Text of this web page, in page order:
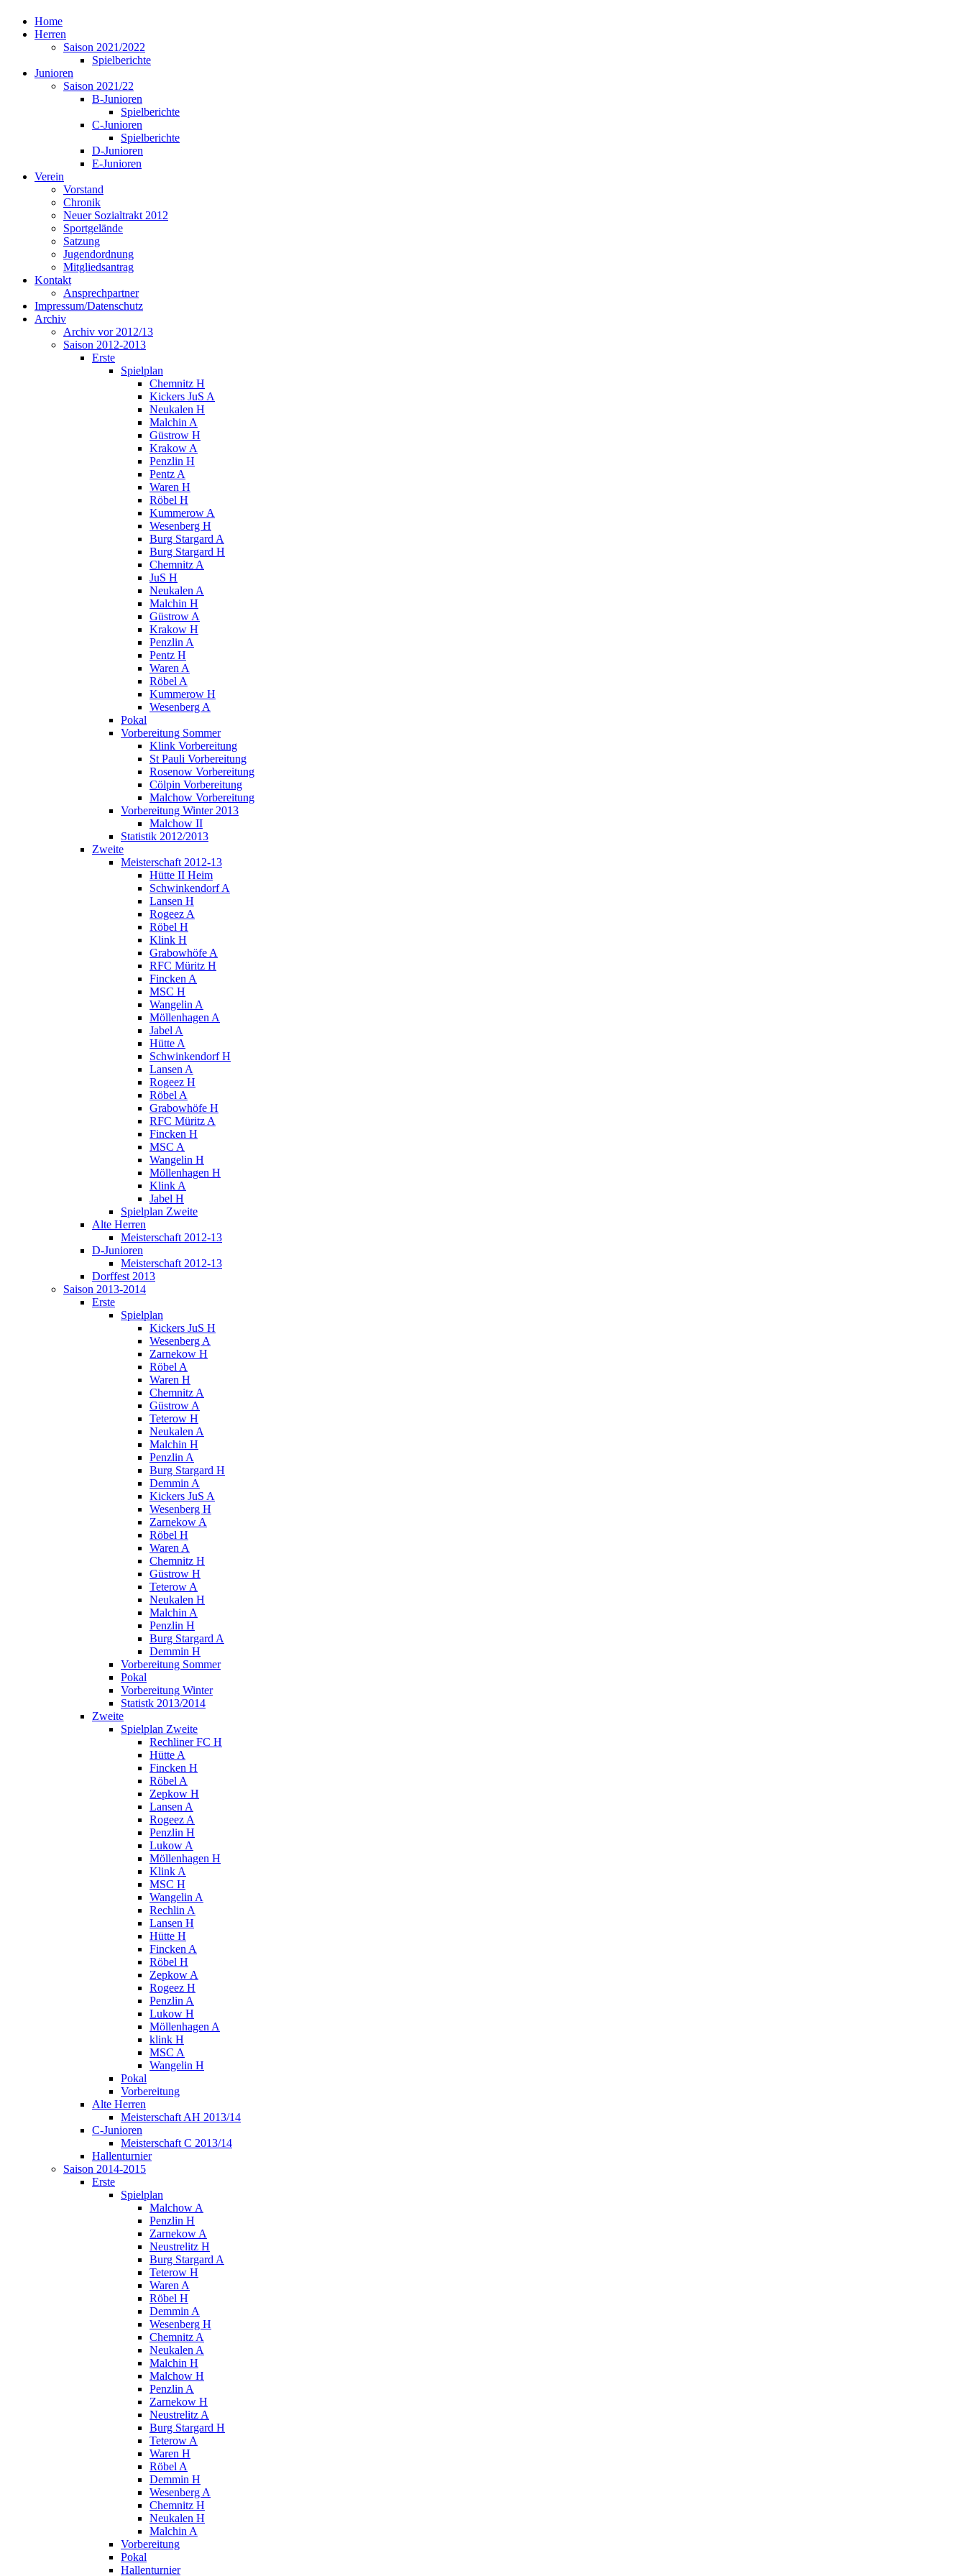
Home
Herren
Saison 2021/2022
Spielberichte
Junioren
Saison 2021/22
B-Junioren
Spielberichte
C-Junioren
Spielberichte
D-Junioren
E-Junioren
Verein
Vorstand
Chronik
Neuer Sozialtrakt 2012
Sportgelände
Satzung
Jugendordnung
Mitgliedsantrag
Kontakt
Ansprechpartner
Impressum/Datenschutz
Archiv
Archiv vor 2012/13
Saison 2012-2013
Erste
Spielplan
Chemnitz H
Kickers JuS A
Neukalen H
Malchin A
Güstrow H
Krakow A
Penzlin H
Pentz A
Waren H
Röbel H
Kummerow A
Wesenberg H
Burg Stargard A
Burg Stargard H
Chemnitz A
JuS H
Neukalen A
Malchin H
Güstrow A
Krakow H
Penzlin A
Pentz H
Waren A
Röbel A
Kummerow H
Wesenberg A
Pokal
Vorbereitung Sommer
Klink Vorbereitung
St Pauli Vorbereitung
Rosenow Vorbereitung
Cölpin Vorbereitung
Malchow Vorbereitung
Vorbereitung Winter 2013
Malchow II
Statistik 2012/2013
Zweite
Meisterschaft 2012-13
Hütte II Heim
Schwinkendorf A
Lansen H
Rogeez A
Röbel H
Klink H
Grabowhöfe A
RFC Müritz H
Fincken A
MSC H
Wangelin A
Möllenhagen A
Jabel A
Hütte A
Schwinkendorf H
Lansen A
Rogeez H
Röbel A
Grabowhöfe H
RFC Müritz A
Fincken H
MSC A
Wangelin H
Möllenhagen H
Klink A
Jabel H
Spielplan Zweite
Alte Herren
Meisterschaft 2012-13
D-Junioren
Meisterschaft 2012-13
Dorffest 2013
Saison 2013-2014
Erste
Spielplan
Kickers JuS H
Wesenberg A
Zarnekow H
Röbel A
Waren H
Chemnitz A
Güstrow A
Teterow H
Neukalen A
Malchin H
Penzlin A
Burg Stargard H
Demmin A
Kickers JuS A
Wesenberg H
Zarnekow A
Röbel H
Waren A
Chemnitz H
Güstrow H
Teterow A
Neukalen H
Malchin A
Penzlin H
Burg Stargard A
Demmin H
Vorbereitung Sommer
Pokal
Vorbereitung Winter
Statistk 2013/2014
Zweite
Spielplan Zweite
Rechliner FC H
Hütte A
Fincken H
Röbel A
Zepkow H
Lansen A
Rogeez A
Penzlin H
Lukow A
Möllenhagen H
Klink A
MSC H
Wangelin A
Rechlin A
Lansen H
Hütte H
Fincken A
Röbel H
Zepkow A
Rogeez H
Penzlin A
Lukow H
Möllenhagen A
klink H
MSC A
Wangelin H
Pokal
Vorbereitung
Alte Herren
Meisterschaft AH 2013/14
C-Junioren
Meisterschaft C 2013/14
Hallenturnier
Saison 2014-2015
Erste
Spielplan
Malchow A
Penzlin H
Zarnekow A
Neustrelitz H
Burg Stargard A
Teterow H
Waren A
Röbel H
Demmin A
Wesenberg H
Chemnitz A
Neukalen A
Malchin H
Malchow H
Penzlin A
Zarnekow H
Neustrelitz A
Burg Stargard H
Teterow A
Waren H
Röbel A
Demmin H
Wesenberg A
Chemnitz H
Neukalen H
Malchin A
Vorbereitung
Pokal
Hallenturnier